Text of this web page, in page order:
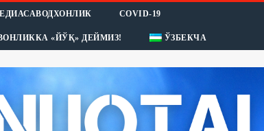
COVID-19
«ЙЎҚ» ДЕЙМИЗ! ЎЗБЕКЧА